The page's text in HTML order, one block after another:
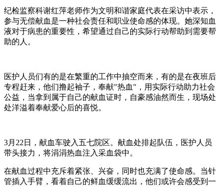
纪检监察科谢红萍老师作为文明和谐家庭代表在采访中表示，
参与无偿献血是一种社会责任和职业使命感的体现。她深知血
液对于病患的重要性，希望通过自己的实际行动帮助到需要帮
助的人。
医护人员们有的是在繁重的工作中抽空而来，有的是在夜班后
专程赶来，他们撸起袖子，奉献"热血"，用实际行动助力社会
公益，当拿到属于自己的献血证时，自豪感油然而生，现场处
处洋溢着奉献爱心后的喜悦。
3月22日，献血车驶入五七院区。献血处排起队伍，医护人员
带头接力，将涓涓热血注入采血袋中。
在献血过程中充斥着紧张、兴奋，同时也充满了使命感。当针
管插入手臂，看着自己的鲜血缓缓流出，他们或许会感受到一